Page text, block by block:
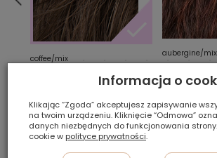
coffee/mix
aubergine/mix
Ilość szt.:
Informacja o
Klikając “Zgoda” akceptujesz zapisywanie
na twoim urządzeniu. Kliknięcie “Odmowa”
danych niezbędnych do funkcjonowania
cookie w polityce prywatności.